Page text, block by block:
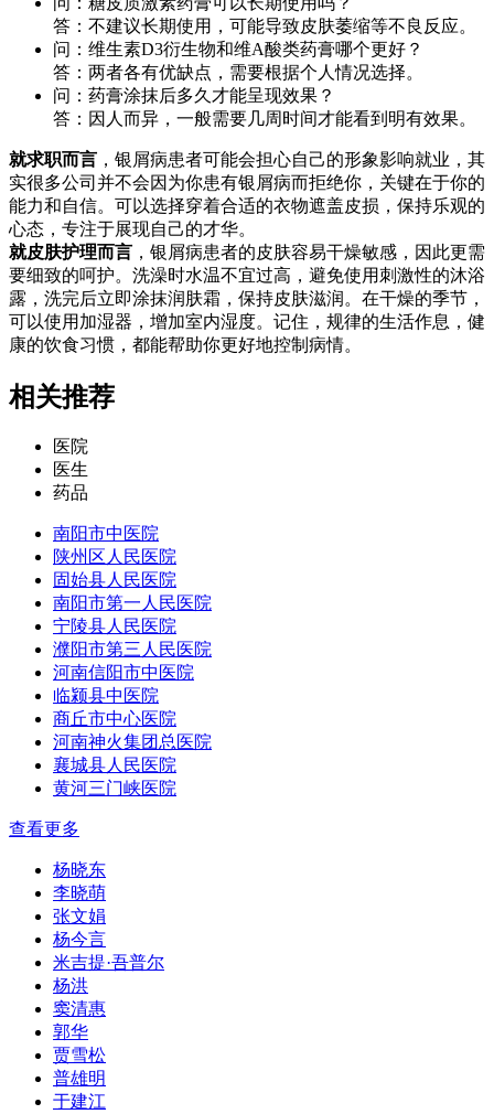
答：不建议长期使用，可能导致皮肤萎缩等不良反应。
问：维生素D3衍生物和维A酸类药膏哪个更好？
答：两者各有优缺点，需要根据个人情况选择。
问：药膏涂抹后多久才能呈现效果？
答：因人而异，一般需要几周时间才能看到明有效果。
就求职而言 ，银屑病患者可能会担心自己的形象影响就业，其
实很多公司并不会因为你患有银屑病而拒绝你，关键在于你的
能力和自信。可以选择穿着合适的衣物遮盖皮损，保持乐观的
心态，专注于展现自己的才华。
就皮肤护理而言 ，银屑病患者的皮肤容易干燥敏感，因此更需
要细致的呵护。洗澡时水温不宜过高，避免使用刺激性的沐浴
露，洗完后立即涂抹润肤霜，保持皮肤滋润。在干燥的季节，
可以使用加湿器，增加室内湿度。记住，规律的生活作息，健
康的饮食习惯，都能帮助你更好地控制病情。
相关推荐
医院
医生
药品
南阳市中医院
陕州区人民医院
固始县人民医院
南阳市第一人民医院
宁陵县人民医院
濮阳市第三人民医院
河南信阳市中医院
临颍县中医院
商丘市中心医院
河南神火集团总医院
襄城县人民医院
黄河三门峡医院
查看更多
杨晓东
李晓萌
张文娟
杨今言
米吉提·吾普尔
杨洪
窦清惠
郭华
贾雪松
普雄明
于建江